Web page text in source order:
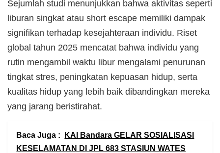
Sejumlah studi menunjukkan bahwa aktivitas seperti
liburan singkat atau short escape memiliki dampak
signifikan terhadap kesejahteraan individu. Riset
global tahun 2025 mencatat bahwa individu yang
rutin mengambil waktu libur mengalami penurunan
tingkat stres, peningkatan kepuasan hidup, serta
kualitas hidup yang lebih baik dibandingkan mereka
yang jarang beristirahat.
Baca Juga :
KAI Bandara GELAR SOSIALISASI
KESELAMATAN DI JPL 683 STASIUN WATES